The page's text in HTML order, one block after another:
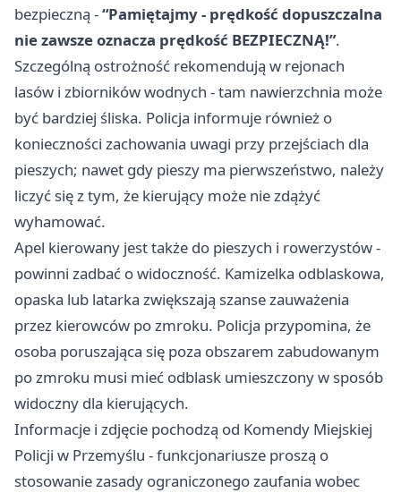
bezpieczną -“Pamiętajmy - prędkość dopuszczalna
nie zawsze oznacza prędkość BEZPIECZNĄ!”.
Szczególną ostrożność rekomendują w rejonach
lasów i zbiorników wodnych - tam nawierzchnia może
być bardziej śliska. Policja informuje również o
konieczności zachowania uwagi przy przejściach dla
pieszych; nawet gdy pieszy ma pierwszeństwo, należy
liczyć się z tym, że kierujący może nie zdążyć
wyhamować.
Apel kierowany jest także do pieszych i rowerzystów -
powinni zadbać o widoczność. Kamizelka odblaskowa,
opaska lub latarka zwiększają szanse zauważenia
przez kierowców po zmroku. Policja przypomina, że
osoba poruszająca się poza obszarem zabudowanym
po zmroku musi mieć odblask umieszczony w sposób
widoczny dla kierujących.
Informacje i zdjęcie pochodzą od Komendy Miejskiej
Policji w Przemyślu - funkcjonariusze proszą o
stosowanie zasady ograniczonego zaufania wobec